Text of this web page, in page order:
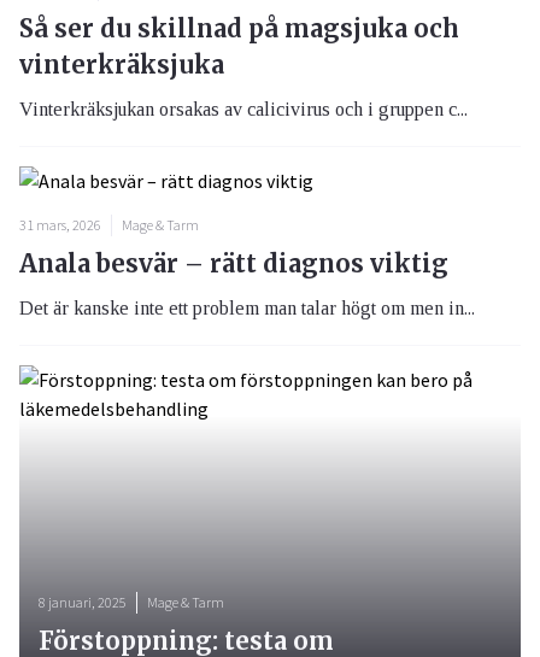
Så ser du skillnad på magsjuka och
vinterkräksjuka
Vinterkräksjukan orsakas av calicivirus och i gruppen c...
31 mars, 2026 Mage & Tarm
Anala besvär – rätt diagnos viktig
Det är kanske inte ett problem man talar högt om men in...
8 januari, 2025 Mage & Tarm
Förstoppning: testa om